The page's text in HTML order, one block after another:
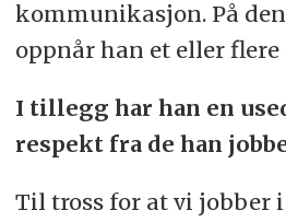
kommunikasjon. På
oppnår han et eller
I tillegg har han en
respekt fra de han
Til tross for at vi jobber